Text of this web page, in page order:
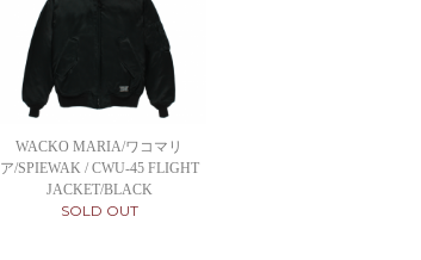
WACKO MARIA/ワコマリ
ア/SPIEWAK / CWU-45 FLIGHT
JACKET/BLACK
SOLD OUT